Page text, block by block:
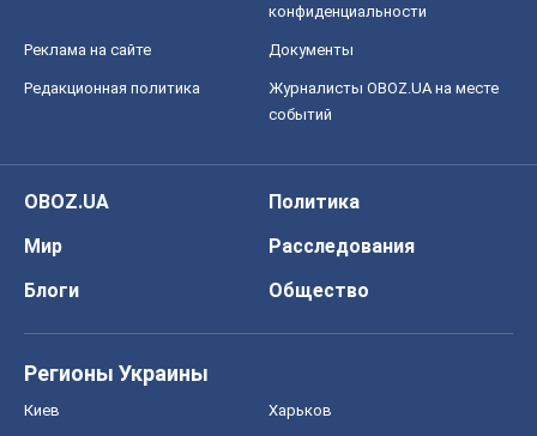
конфиденциальности
Реклама на сайте Документы
Редакционная политика
Журналисты OBOZ.UA на месте
событий
OBOZ.UA
Политика
Мир
Расследования
Блоги
Общество
Регионы Украины
Киев Харьков